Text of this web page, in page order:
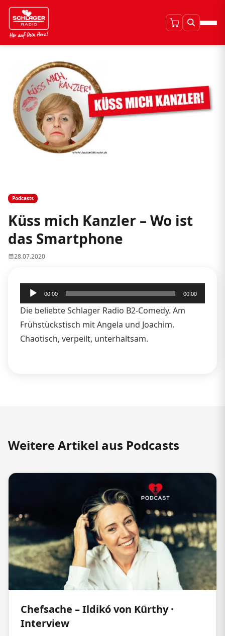
Podcasts
Küss mich Kanzler – Wo ist
das Smartphone
28.07.2020
Audio-
Player
00:00 00:00
Die beliebte Schlager Radio B2-Comedy. Am
Frühstückstisch mit Angela und Joachim.
Chaotisch, verpeilt, unterhaltsam.
Weitere Artikel aus Podcasts
Chefsache – Ildikó von Kürthy ·
Interview